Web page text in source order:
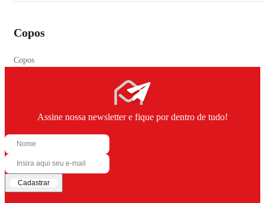
Copos
Copos
Assine nossa newsletter e fique por dentro de tudo!
Cadastrar